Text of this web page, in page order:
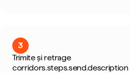
3
Trimite și retrage
corridors.steps.send.description